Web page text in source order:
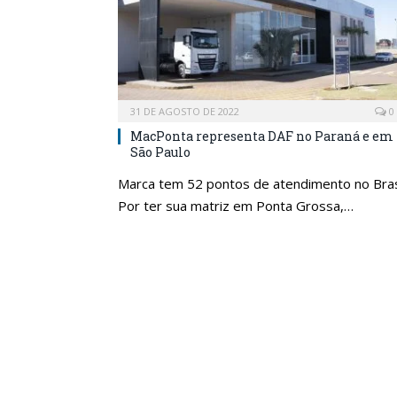
31 DE AGOSTO DE 2022 0
MacPonta representa DAF no Paraná e em
São Paulo
Marca tem 52 pontos de atendimento no
Por ter sua matriz em Ponta Grossa,…